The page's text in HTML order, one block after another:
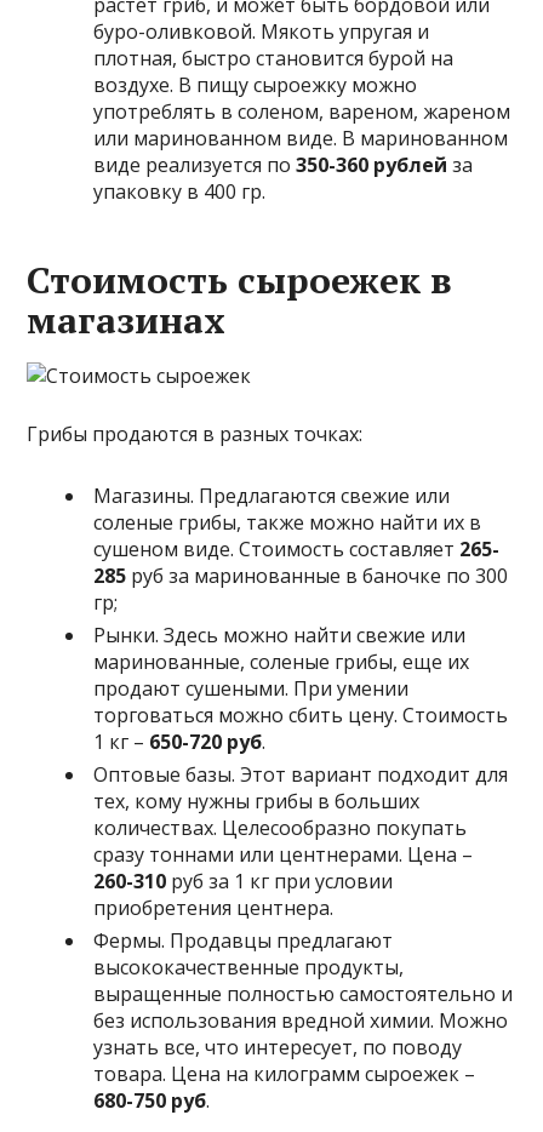
буро-оливковой. Мякоть упругая и
плотная, быстро становится бурой на
воздухе. В пищу сыроежку можно
употреблять в соленом, вареном, жареном
или маринованном виде. В маринованном
виде реализуется по350-360 рублей за
упаковку в 400 гр.
Стоимость сыроежек в
магазинах
Грибы продаются в разных точках:
Магазины. Предлагаются свежие или
соленые грибы, также можно найти их в
сушеном виде. Стоимость составляет 265-
285 руб за маринованные в баночке по 300
гр;
Рынки. Здесь можно найти свежие или
маринованные, соленые грибы, еще их
продают сушеными. При умении
торговаться можно сбить цену. Стоимость
1 кг – 650-720 руб.
Оптовые базы. Этот вариант подходит для
тех, кому нужны грибы в больших
количествах. Целесообразно покупать
сразу тоннами или центнерами. Цена –
260-310 руб за 1 кг при условии
приобретения центнера.
Фермы. Продавцы предлагают
высококачественные продукты,
выращенные полностью самостоятельно и
без использования вредной химии. Можно
узнать все, что интересует, по поводу
товара. Цена на килограмм сыроежек –
680-750 руб.